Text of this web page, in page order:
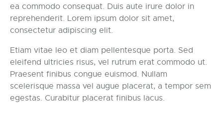
ea commodo consequat. Duis aute irure dolor in
reprehenderit. Lorem ipsum dolor sit amet,
consectetur adipiscing elit.
Etiam vitae leo et diam pellentesque porta. Sed
eleifend ultricies risus, vel rutrum erat commodo ut.
Praesent finibus congue euismod. Nullam
scelerisque massa vel augue placerat, a tempor sem
egestas. Curabitur placerat finibus lacus.